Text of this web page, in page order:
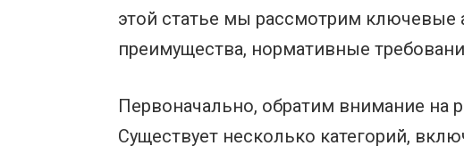
этой статье мы рассмотрим
преимущества, нормативные
Первоначально, обратим внимание на
Существует несколько категорий,